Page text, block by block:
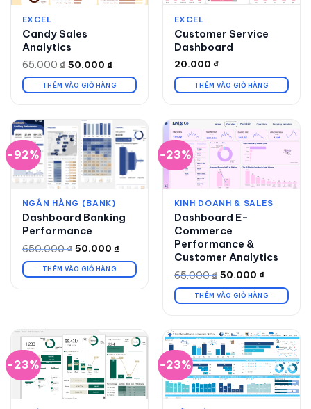
EXCEL
Candy Sales
Analytics
65.000₫
Giá
gốc
là:
65.000 ₫.
50.000 ₫
Giá
hiện
tại
là:
THÊM VÀO GIỎ HÀNG
EXCEL
Customer Service
Dashboard
20.000 ₫
THÊM VÀO GIỎ HÀNG
-92%
NGÂN HÀNG (BANK)
Dashboard Banking
Performance
650.000₫
Giá
gốc
650.000 ₫.
50.000 ₫
Giá
hiện
là:
THÊM VÀO GIỎ HÀNG
-23%
KINH DOANH & SALES
Dashboard E-
Commerce
Performance &
Customer Analytics
65.000₫
Giá
gốc
65.000 ₫.
50.000 ₫
Giá
hiện
là:
THÊM VÀO GIỎ HÀNG
-23% -23%